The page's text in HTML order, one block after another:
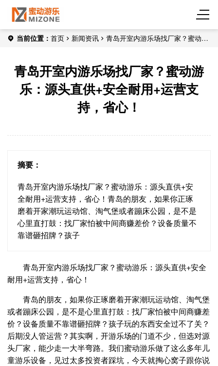
当前位置： 首页 新闻资讯
青岛开室内游乐场找厂家？蜜动游
青岛开室内游乐场找厂家？蜜动游
乐：源头直供+安全耐用+运营支
持，省心！
摘要：
青岛开室内游乐场找厂家？蜜动游乐：源头直供+安
全耐用+运营支持，省心！青岛的朋友，如果你正琢
磨着开家潮玩运动馆、淘气堡或者蹦床公园，是不是
心里直打鼓：找厂家怕被中间商赚差价？设备质量不
靠谱砸招牌？孩子
青岛开室内游乐场找厂家？蜜动游乐：源头直供+安全
耐用+运营支持，省心！
青岛的朋友，如果你正琢磨着开家潮玩运动馆、淘气堡
或者蹦床公园，是不是心里直打鼓：找厂家怕被中间商赚差
价？设备质量不靠谱砸招牌？孩子玩的东西安全过不了关？
后期没人管运营？其实啊，开游乐场的门道不少，但选对源
头厂家，能少走一大半弯路。我们蜜动游乐做了这么多年儿
童游乐设备，见过太多投资者踩坑，今天就掏心窝子跟你说